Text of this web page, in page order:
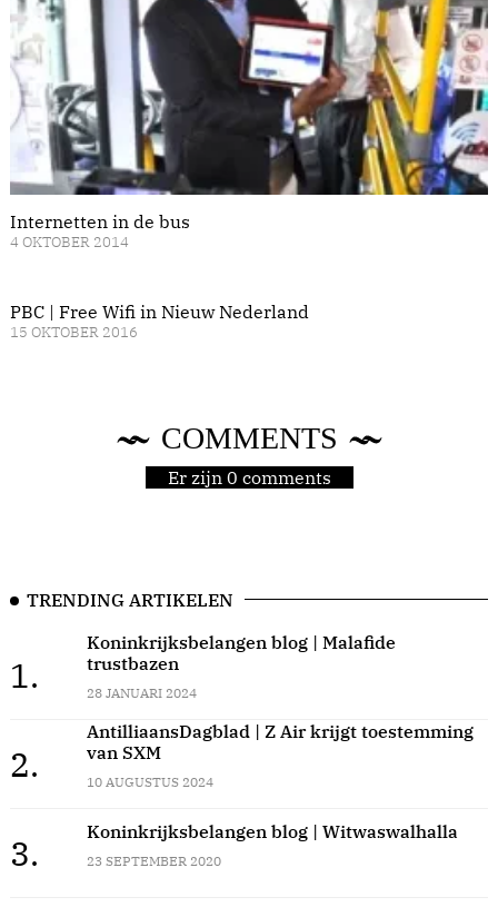
Internetten in de bus
4 OKTOBER 2014
PBC | Free Wifi in Nieuw Nederland
15 OKTOBER 2016
COMMENTS
Er zijn 0 comments
TRENDING ARTIKELEN
1.
Koninkrijksbelangen blog | Malafide
trustbazen
28 JANUARI 2024
2.
AntilliaansDagblad | Z Air krijgt toestemming
van SXM
10 AUGUSTUS 2024
3.
Koninkrijksbelangen blog | Witwaswalhalla
23 SEPTEMBER 2020